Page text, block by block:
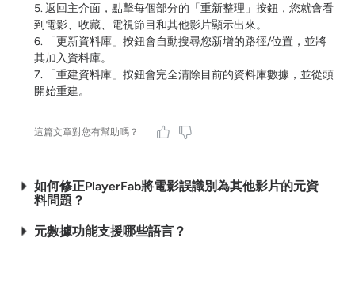
5. 返回主介面，點擊每個部分的「重新整理」按鈕，您就會看
到電影、收藏、電視節目和其他影片顯示出來。
6. 「更新資料庫」按鈕會自動搜尋您新增的路徑/位置，並將
其加入資料庫。
7. 「重建資料庫」按鈕會完全清除目前的資料庫數據，並從頭
開始重建。
這篇文章對您有幫助嗎？
如何修正PlayerFab將電影誤識別為其他影片的元資
料問題？
元數據功能支援哪些語言？